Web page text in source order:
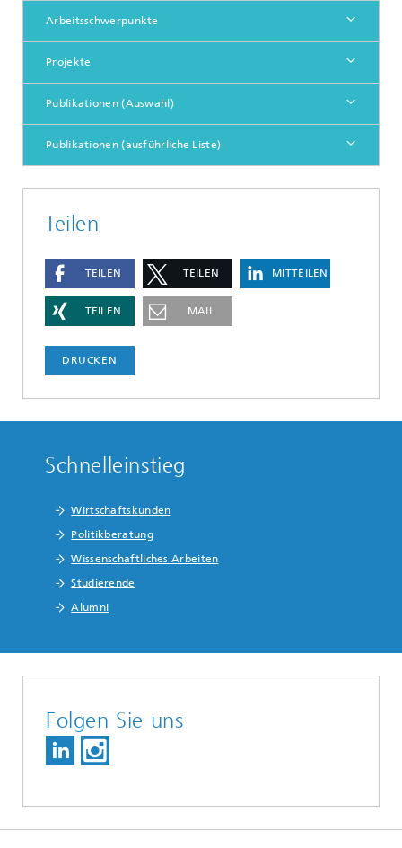
Arbeitsschwerpunkte
Projekte
Publikationen (Auswahl)
Publikationen (ausführliche Liste)
Teilen
TEILEN TEILEN MITTEILEN
TEILEN MAIL
DRUCKEN
Schnelleinstieg
Wirtschaftskunden
Politikberatung
Wissenschaftliches Arbeiten
Studierende
Alumni
Folgen Sie uns